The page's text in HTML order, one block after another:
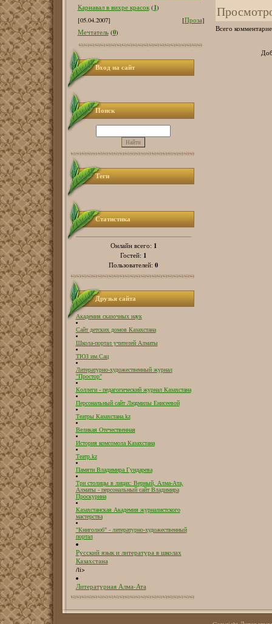
Карнавал в вихре красок (1)
[05.04.2007]
[Проза]
Мечтатель (0)
Вход на сайт
Поиск
Теги
Статистика
Онлайн всего: 1
Гостей: 1
Пользователей: 0
Друзья сайта
Академия сказочных наук
Сайт детских домов Казахстана
Школа-портал учителей Алматы
ТЮЗ им.Сац
Литературно-художественный журнал
"Простор"
Коллеги - педагогический журнал Казахстана
Персональный сайт Людмилы Енисеевой
Театры Казахстана.kz
Великая Отечественная
История комсомола Казахстана
Театр.kz
Памяти Владимира Гундарева
Три столицы в лицах: Верный, Алма-Ата,
Алматы - персональный сайт Владимира
Проскурина
Казахстанская Академия журналистского
мастерства
"Книголюб" - литературно-художественный
портал
Русский язык и литература в школах
Казахстана
/li>
Литературная Алма-Ата
Всего